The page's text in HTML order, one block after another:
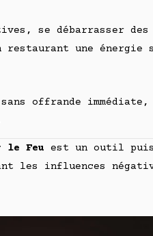
se débarrasser
une énergie
offrande immédiate,
le Feu est un outil
les influences